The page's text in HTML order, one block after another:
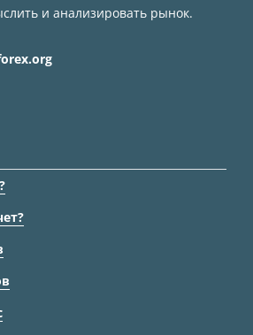
и анализировать рынок.